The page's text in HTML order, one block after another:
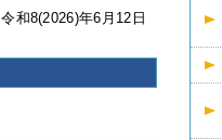
令和8(2026)年6月12日